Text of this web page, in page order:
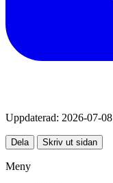
Uppdaterad: 2026-07-08
Dela Skriv ut sidan
Meny